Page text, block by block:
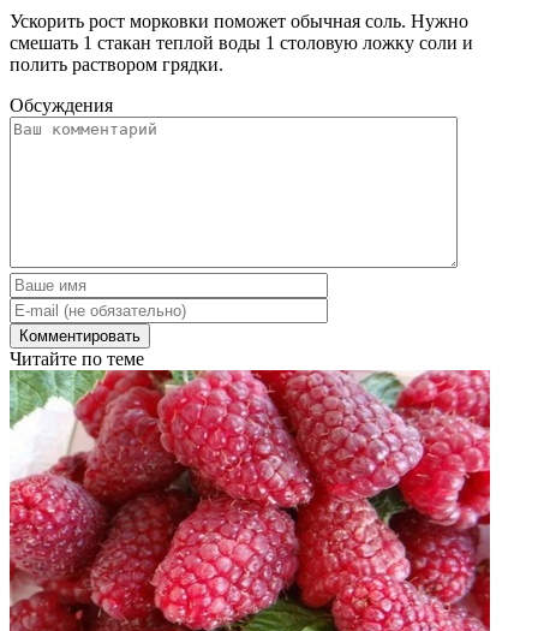
Ускорить рост морковки поможет обычная соль. Нужно
смешать 1 стакан теплой воды 1 столовую ложку соли и
полить раствором грядки.
Обсуждения
Читайте по теме